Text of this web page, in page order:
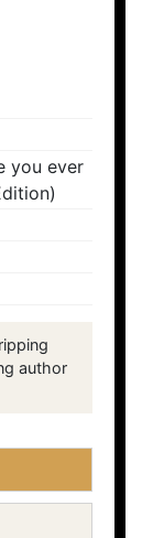
you ever
author